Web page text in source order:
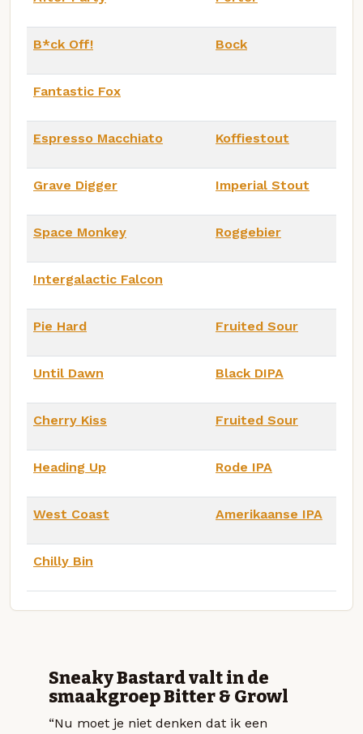
B*ck Off! Bock
Fantastic Fox
Espresso Macchiato Koffiestout
Grave Digger Imperial Stout
Space Monkey Roggebier
Intergalactic Falcon
Pie Hard Fruited Sour
Until Dawn Black DIPA
Cherry Kiss Fruited Sour
Heading Up Rode IPA
West Coast Amerikaanse IPA
Chilly Bin
Sneaky Bastard valt in de
smaakgroep Bitter & Growl
“Nu moet je niet denken dat ik een